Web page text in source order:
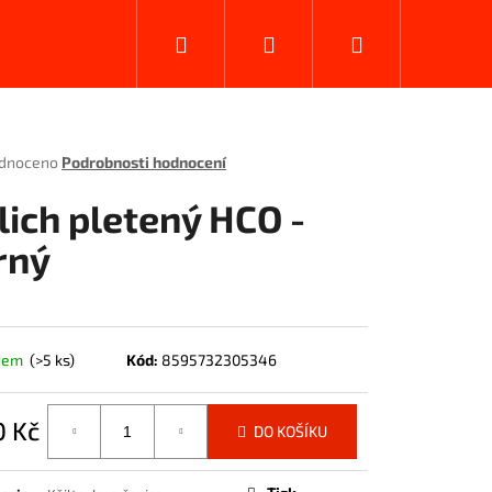
Hledat PřihlášeníNákupní
Podrobnosti hodnocení
pletený HCO -
(>5 ks) Kód: 8595732305346
Kč DO KOŠÍKU